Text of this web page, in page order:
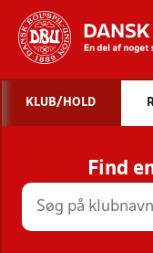
STILLINGER,
KLUB/HOLD
Find